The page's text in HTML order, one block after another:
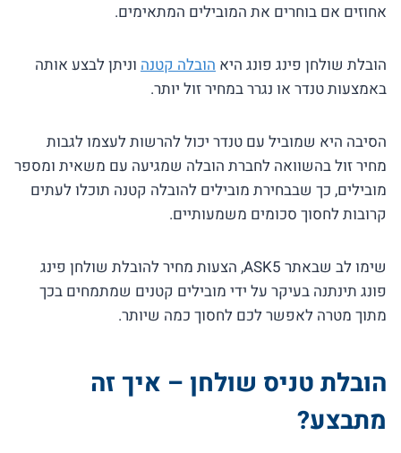
אחוזים אם בוחרים את המובילים המתאימים.
הובלת שולחן פינג פונג היא הובלה קטנה וניתן לבצע אותה
באמצעות טנדר או נגרר במחיר זול יותר.
הסיבה היא שמוביל עם טנדר יכול להרשות לעצמו לגבות
מחיר זול בהשוואה לחברת הובלה שמגיעה עם משאית ומספר
מובילים, כך שבבחירת מובילים להובלה קטנה תוכלו לעתים
קרובות לחסוך סכומים משמעותיים.
שימו לב שבאתר ASK5, הצעות מחיר להובלת שולחן פינג
פונג תינתנה בעיקר על ידי מובילים קטנים שמתמחים בכך
מתוך מטרה לאפשר לכם לחסוך כמה שיותר.
הובלת טניס שולחן – איך זה
מתבצע?